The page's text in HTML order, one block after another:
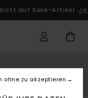
auf Sale-Artikel
ohne zu akzeptieren